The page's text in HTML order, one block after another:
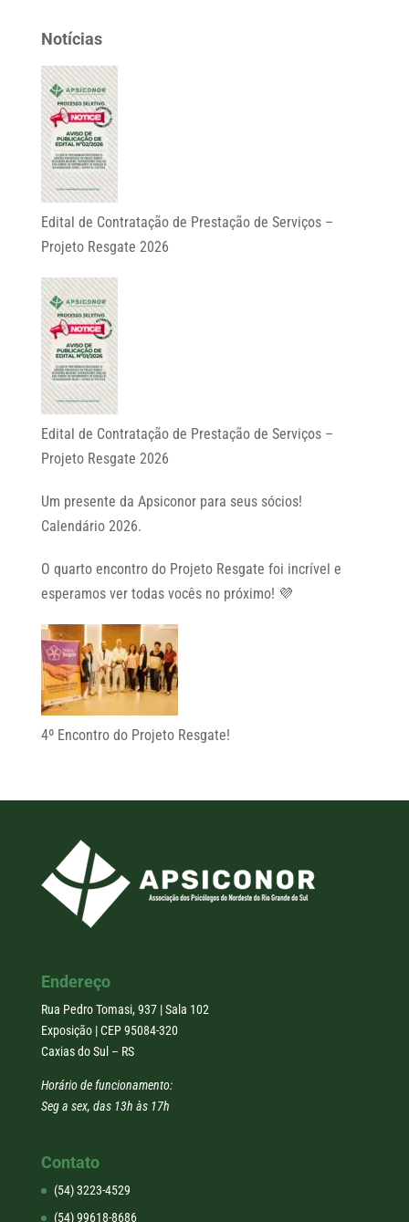
Notícias
Edital de Contratação de Prestação de Serviços –
Projeto Resgate 2026
Edital de Contratação de Prestação de Serviços –
Projeto Resgate 2026
Um presente da Apsiconor para seus sócios!
Calendário 2026.
O quarto encontro do Projeto Resgate foi incrível e
esperamos ver todas vocês no próximo! 💜
4º Encontro do Projeto Resgate!
Endereço
Rua Pedro Tomasi, 937 | Sala 102
Exposição | CEP 95084-320
Caxias do Sul – RS
Horário de funcionamento:
Seg a sex, das 13h às 17h
Contato
(54) 3223-4529
(54) 99618-8686